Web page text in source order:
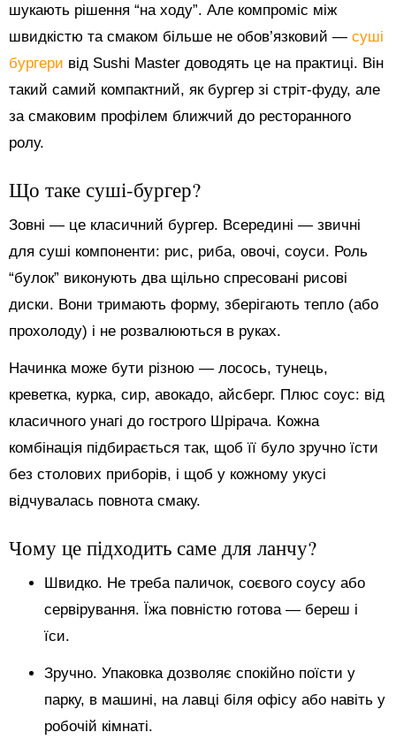
шукають рішення “на ходу”. Але компроміс між
швидкістю та смаком більше не обов’язковий — суші
бургери від Sushi Master доводять це на практиці. Він
такий самий компактний, як бургер зі стріт-фуду, але
за смаковим профілем ближчий до ресторанного
ролу.
Що таке суші-бургер?
Зовні — це класичний бургер. Всередині — звичні
для суші компоненти: рис, риба, овочі, соуси. Роль
“булок” виконують два щільно спресовані рисові
диски. Вони тримають форму, зберігають тепло (або
прохолоду) і не розвалюються в руках.
Начинка може бути різною — лосось, тунець,
креветка, курка, сир, авокадо, айсберг. Плюс соус: від
класичного унагі до гострого Шрірача. Кожна
комбінація підбирається так, щоб її було зручно їсти
без столових приборів, і щоб у кожному укусі
відчувалась повнота смаку.
Чому це підходить саме для ланчу?
Швидко. Не треба паличок, соєвого соусу або
сервірування. Їжа повністю готова — береш і
їси.
Зручно. Упаковка дозволяє спокійно поїсти у
парку, в машині, на лавці біля офісу або навіть у
робочій кімнаті.